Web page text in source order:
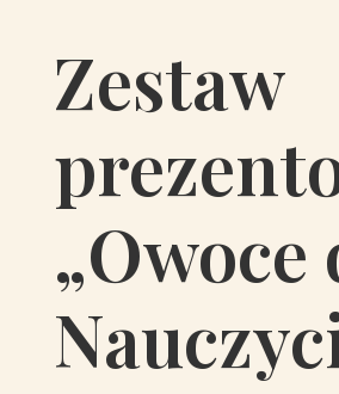
Zestaw
„Owoce